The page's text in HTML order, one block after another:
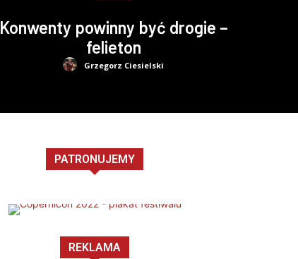
Konwenty powinny być drogie –
felieton
Grzegorz Ciesielski
PATRONUJEMY
REKLAMA